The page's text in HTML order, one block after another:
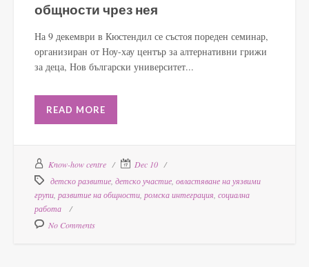
общности чрез нея
На 9 декември в Кюстендил се състоя пореден семинар,
организиран от Ноу-хау център за алтернативни грижи
за деца, Нов български университет...
READ MORE
Know-how centre
Dec 10
детско развитие детско участие овластяване на уязвими
групи развитие на общности ромска интеграция социална
работа
No Comments